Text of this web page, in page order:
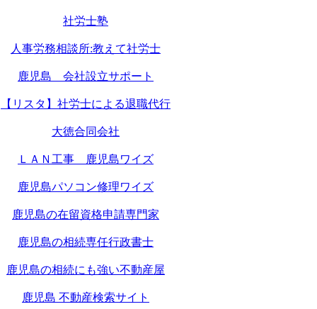
社労士塾
人事労務相談所:教えて社労士
鹿児島 会社設立サポート
【リスタ】社労士による退職代行
大徳合同会社
ＬＡＮ工事 鹿児島ワイズ
鹿児島パソコン修理ワイズ
鹿児島の在留資格申請専門家
鹿児島の相続専任行政書士
鹿児島の相続にも強い不動産屋
鹿児島 不動産検索サイト